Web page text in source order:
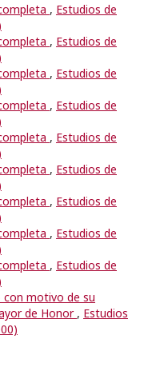
, Estudios de
, Estudios de
, Estudios de
, Estudios de
, Estudios de
, Estudios de
, Estudios de
, Estudios de
, Estudios de
con motivo de su
de Honor , Estudios